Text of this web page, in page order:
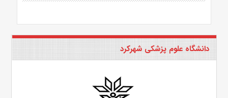
دانشگاه علوم پزشکی شهرکرد